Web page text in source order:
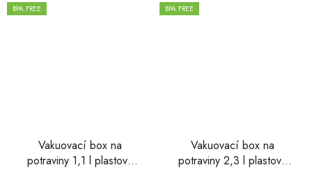
BPA FREE
Vakuovací box na
potraviny 1,1 l plastový
BPA FREE
Vakuovací box na
potraviny 2,3 l plastový